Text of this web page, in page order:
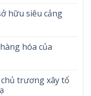
hữu siêu cảng
hóa của
trương xây tổ